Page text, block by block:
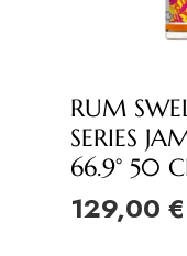
RUM
SERIES
66.9° 50
129,00 €